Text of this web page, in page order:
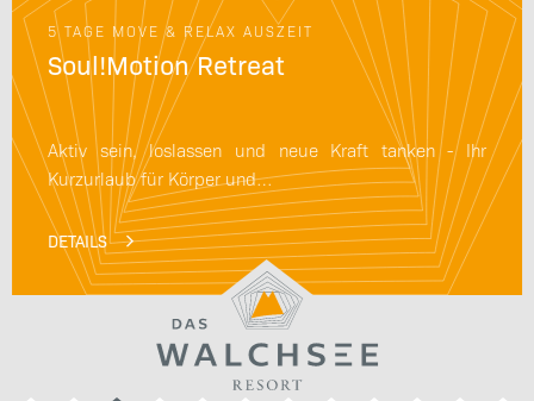
5 TAGE MOVE & RELAX AUSZEIT
Soul!Motion Retreat
Aktiv sein, loslassen und neue Kraft tanken - Ihr
Kurzurlaub für Körper und…
DETAILS